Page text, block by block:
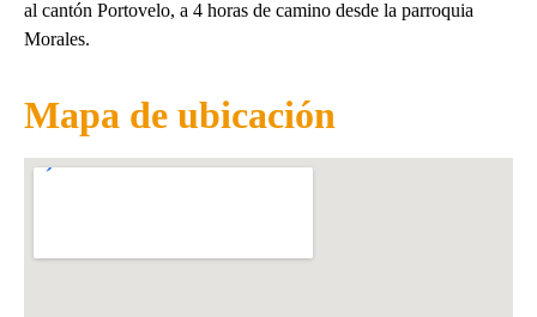
al cantón Portovelo, a 4 horas de camino desde la parroquia
Morales.
Mapa de ubicación